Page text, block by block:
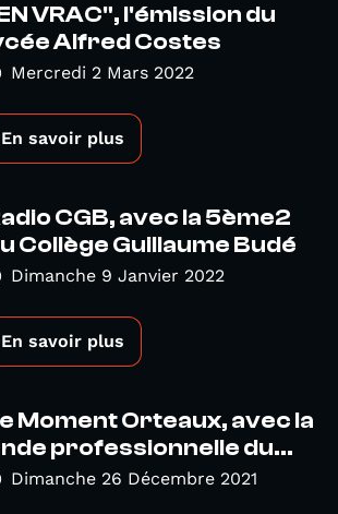
VRAC", l'émission du
Alfred Costes
Mercredi 2 Mars 2022
En savoir plus
CGB, avec la 5ème2
Collège Guillaume Budé
Dimanche 9 Janvier 2022
En savoir plus
Moment Orteaux, avec la
professionnelle du...
Dimanche 26 Décembre 2021